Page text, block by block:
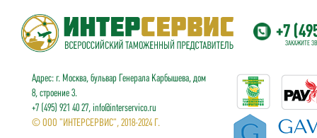
+7
ЗАКАЖИТЕ
Адрес: г. Москва, бульвар Генерала Карбышева, дом
8, строение 3.
+7 (495) 921 40 27, info@interservico.ru
© ООО "ИНТЕРСЕРВИС", 2018-2024 Г.